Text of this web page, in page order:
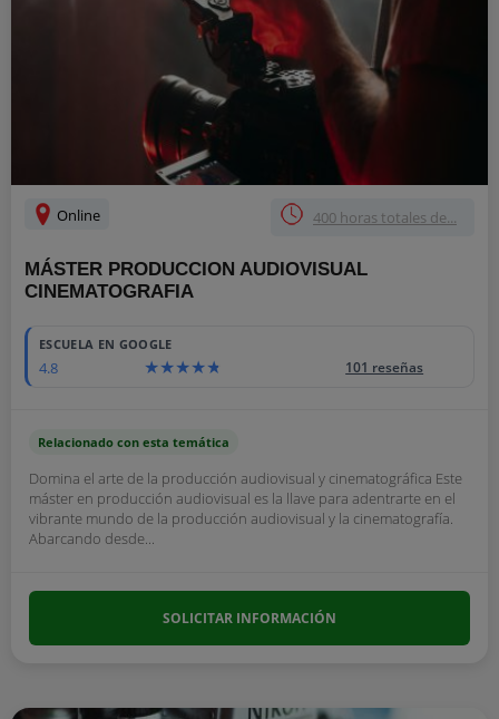
Online 400 horas totales de...
MÁSTER PRODUCCION AUDIOVISUAL
CINEMATOGRAFIA
ESCUELA EN GOOGLE
4.8 101 reseñas
Relacionado con esta temática
Domina el arte de la producción audiovisual y cinematográfica Este
máster en producción audiovisual es la llave para adentrarte en el
vibrante mundo de la producción audiovisual y la cinematografía.
Abarcando desde...
SOLICITAR INFORMACIÓN